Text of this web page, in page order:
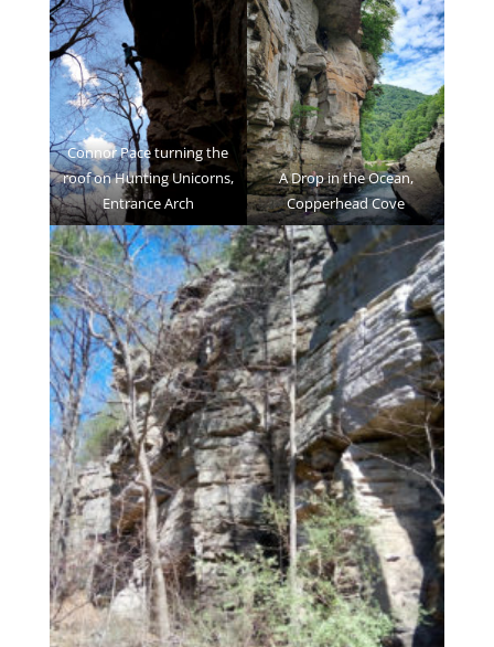
Connor Pace turning the
roof on Hunting Unicorns,
Entrance Arch
A Drop in the Ocean,
Copperhead Cove